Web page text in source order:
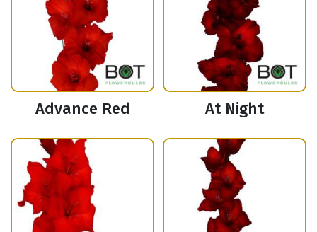
Advance Red At Night